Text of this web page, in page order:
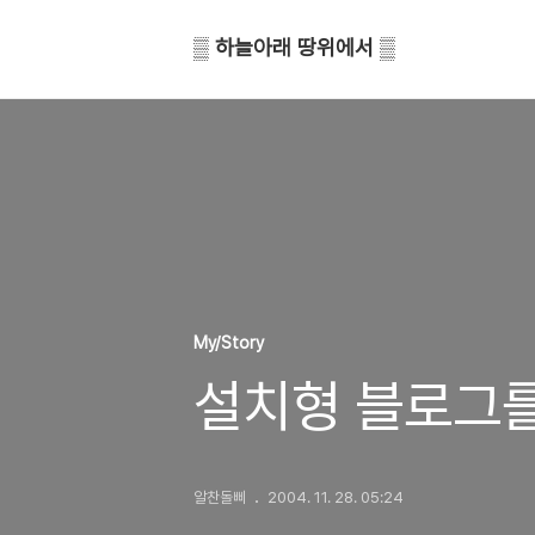
▒ 하늘아래 땅위에서 ▒
My/Story
설치형 블로그
알찬돌삐 2004. 11. 28. 05:24